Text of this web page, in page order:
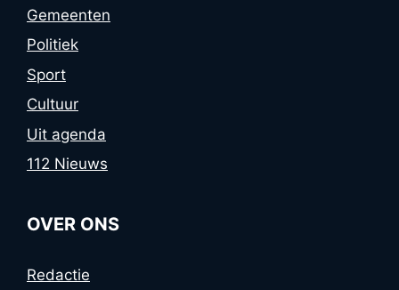
Gemeenten
Politiek
Sport
Cultuur
Uit agenda
112 Nieuws
OVER ONS
Redactie